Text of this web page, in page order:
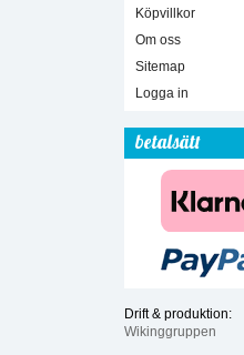
Köpvillkor
Om oss
Sitemap
Logga in
betalsätt
Drift & produktion:
Wikinggruppen